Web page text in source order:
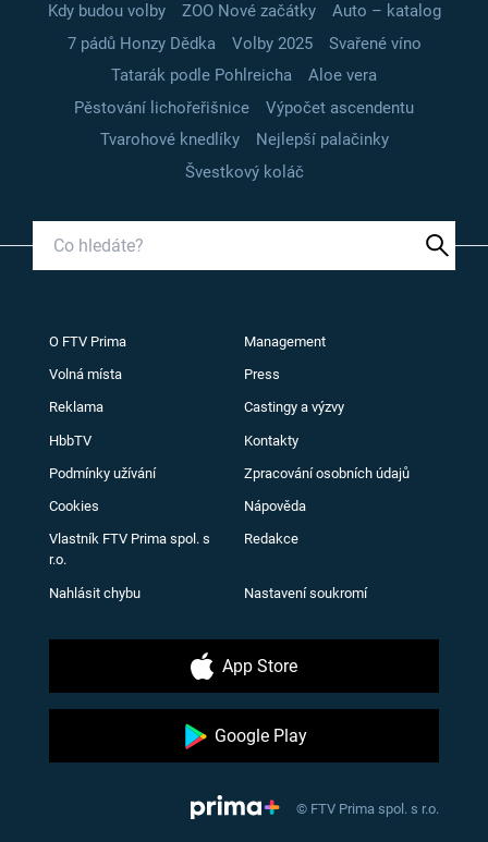
Kdy budou volby
ZOO Nové začátky
Auto – katalog
7 pádů Honzy Dědka
Volby 2025
Svařené víno
Tatarák podle Pohlreicha
Aloe vera
Pěstování lichořeřišnice
Výpočet ascendentu
Tvarohové knedlíky
Nejlepší palačinky
Švestkový koláč
O FTV Prima Management
Volná místa Press
Reklama Castingy a výzvy
HbbTV Kontakty
Podmínky užívání Zpracování osobních údajů
Cookies Nápověda
Vlastník FTV Prima spol. s
r.o.
Redakce
Nahlásit chybu Nastavení soukromí
App Store
Google Play
© FTV Prima spol. s r.o.